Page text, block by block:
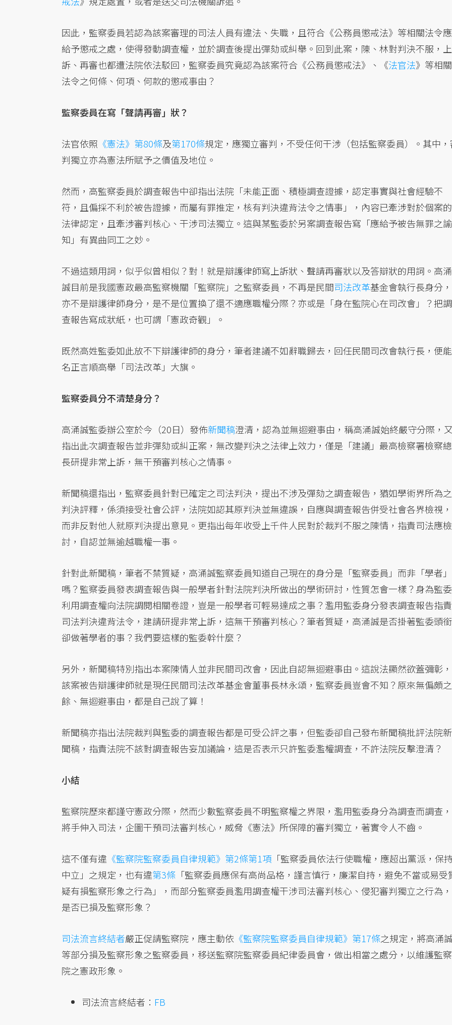
因此，監察委員若認為該案審理的司法人員有違法、失職，且符合《公務員懲戒法》等相關法令應
給予懲戒之處，使得發動調查權，並於調查後提出彈劾或糾舉。回到此案，陳、林對判決不服，上
訴、再審也都遭法院依法駁回，監察委員究竟認為該案符合《公務員懲戒法》、《法官法》等相關
法令之何條、何項、何款的懲戒事由？
監察委員在寫「聲請再審」狀？
法官依照 《憲法》第80條及第170條規定，應獨立審判，不受任何干涉（包括監察委員）。其中
判獨立亦為憲法所賦予之價值及地位。
然而，高監察委員於調查報告中卻指出法院「未能正面、積極調查證據，認定事實與社會經驗不
符，且偏採不利於被告證據，而屬有罪推定，核有判決違背法令之情事」，內容已牽涉對於個案的
法律認定，且牽涉審判核心、干涉司法獨立。這與某監委於另案調查報告寫「應給予被告無罪之諭
知」有異曲同工之妙。
不過這類用詞，似乎似曾相似？對！就是辯護律師寫上訴狀、聲請再審狀以及答辯狀的用詞。高涌
誠目前是我國憲政最高監察機關「監察院」之監察委員，不再是民間司法改革基金會執行長身分，
亦不是辯護律師身分，是不是位置換了還不適應職權分際？亦或是「身在監院心在司改會」？把調
查報告寫成狀紙，也可謂「憲政奇觀」。
既然高姓監委如此放不下辯護律師的身分，筆者建議不如辭職歸去，回任民間司改會執行長，便能
名正言順高舉「司法改革」大旗。
監察委員分不清楚身分？
高涌誠監委辦公室於今（20日）發佈新聞稿澄清，認為並無迴避事由，稱高涌誠始終嚴守分際，
指出此次調查報告並非彈劾或糾正案，無改變判決之法律上效力，僅是「建議」最高檢察署檢察總
長研提非常上訴，無干預審判核心之情事。
新聞稿還指出，監察委員針對已確定之司法判決，提出不涉及彈劾之調查報告，猶如學術界所為之
判決評釋，係須接受社會公評，法院如認其原判決並無違誤，自應與調查報告併受社會各界檢視，
而非反對他人就原判決提出意見。更指出每年收受上千件人民對於裁判不服之陳情，指責司法應檢
討，自認並無逾越職權一事。
針對此新聞稿，筆者不禁質疑，高涌誠監察委員知道自己現在的身分是「監察委員」而非「學者」
嗎？監察委員發表調查報告與一般學者針對法院判決所做出的學術研討，性質怎會一樣？身為監委
利用調查權向法院調閱相關卷證，豈是一般學者可輕易達成之事？濫用監委身分發表調查報告指責
司法判決違背法令，建請研提非常上訴，這無干預審判核心？筆者質疑，高涌誠是否掛著監委頭銜
卻做著學者的事？我們要這樣的監委幹什麼？
另外，新聞稿特別指出本案陳情人並非民間司改會，因此自認無迴避事由。這說法顯然欲蓋彌彰，
該案被告辯護律師就是現任民間司法改革基金會董事長林永頌，監察委員豈會不知？原來無偏頗之
餘、無迴避事由，都是自己說了算！
新聞稿亦指出法院裁判與監委的調查報告都是可受公評之事，但監委卻自己發布新聞稿批評法院新
聞稿，指責法院不該對調查報告妄加議論，這是否表示只許監委濫權調查，不許法院反擊澄清？
小結
監察院歷來都謹守憲政分際，然而少數監察委員不明監察權之界限，濫用監委身分為調查而調查，
將手伸入司法，企圖干預司法審判核心，威脅《憲法》所保障的審判獨立，著實令人不齒。
這不僅有違 《監察院監察委員自律規範》第2條第1項 「監察委員依法行使職權，應超出黨派，保
中立」之規定，也有違第3條 「監察委員應保有高尚品格，謹言慎行，廉潔自持，避免不當或易受
疑有損監察形象之行為」，而部分監察委員濫用調查權干涉司法審判核心、侵犯審判獨立之行為，
是否已損及監察形象？
司法流言終結者嚴正促請監察院，應主動依 《監察院監察委員自律規範》第17條之規定，將高涌
等部分損及監察形象之監察委員，移送監察院監察委員紀律委員會，做出相當之處分，以維護監察
院之憲政形象。
司法流言終結者： FB